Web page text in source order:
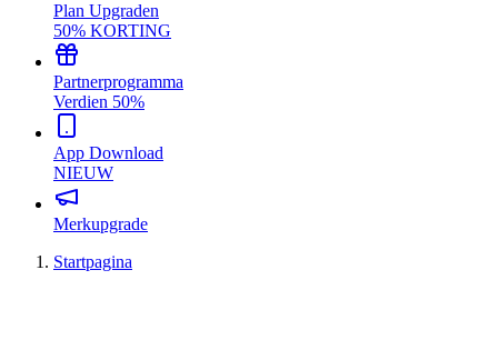
Plan Upgraden
50% KORTING
Partnerprogramma
Verdien 50%
App Download
NIEUW
Merkupgrade
Startpagina